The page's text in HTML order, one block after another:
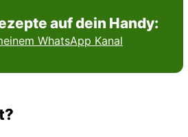
auf dein Handy:
WhatsApp Kanal